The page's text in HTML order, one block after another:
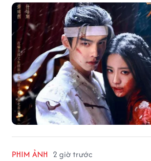
PHIM ẢNH 2 giờ trước